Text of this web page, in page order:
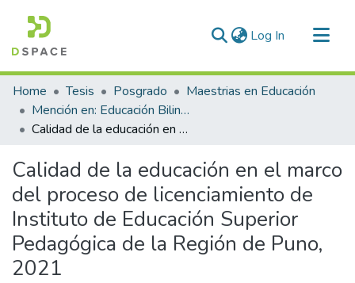
Log In (current)
Communities & Collections
All of DSpace
Statistics
Home Tesis Posgrado
Maestrias en Educación
Mención en: Educación Bilingue Intercultural y Gerencia Educativa
Calidad de la educación en el marco del proceso de licenciamiento de Instituto de Educación Superior Pedagógica de la Región de Puno, 2021
Calidad de la educación en el marco
del proceso de licenciamiento de
Instituto de Educación Superior
Pedagógica de la Región de Puno,
2021